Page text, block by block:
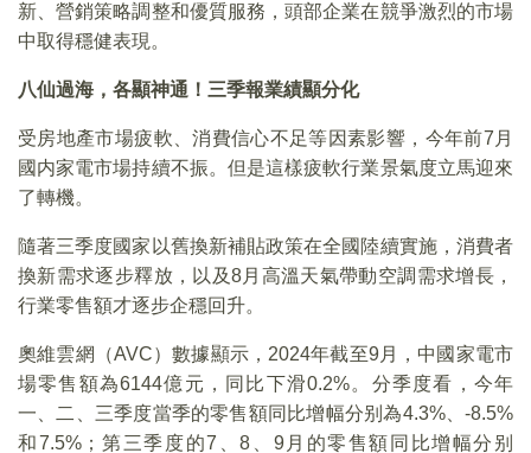
新、營銷策略調整和優質服務，頭部企業在競爭激烈的市場
中取得穩健表現。
八仙過海，各顯神通！三季報業績顯分化
受房地產市場疲軟、消費信心不足等因素影響，今年前7月
國内家電市場持續不振。但是這樣疲軟行業景氣度立馬迎來
了轉機。
隨著三季度國家以舊換新補貼政策在全國陸續實施，消費者
換新需求逐步釋放，以及8月高溫天氣帶動空調需求增長，
行業零售額才逐步企穩回升。
奧維雲網（AVC）數據顯示，2024年截至9月，中國家電市
場零售額為6144億元，同比下滑0.2%。分季度看，今年
一、二、三季度當季的零售額同比增幅分别為4.3%、-8.5%
和7.5%；第三季度的7、8、9月的零售額同比增幅分别